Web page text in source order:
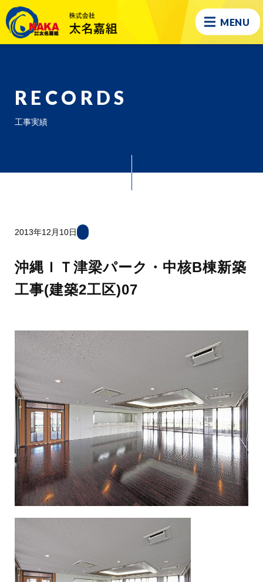
MENU
RECORDS
工事実績
2013年12月10日
沖縄ＩＴ津梁パーク・中核B棟新築
工事(建築2工区)07